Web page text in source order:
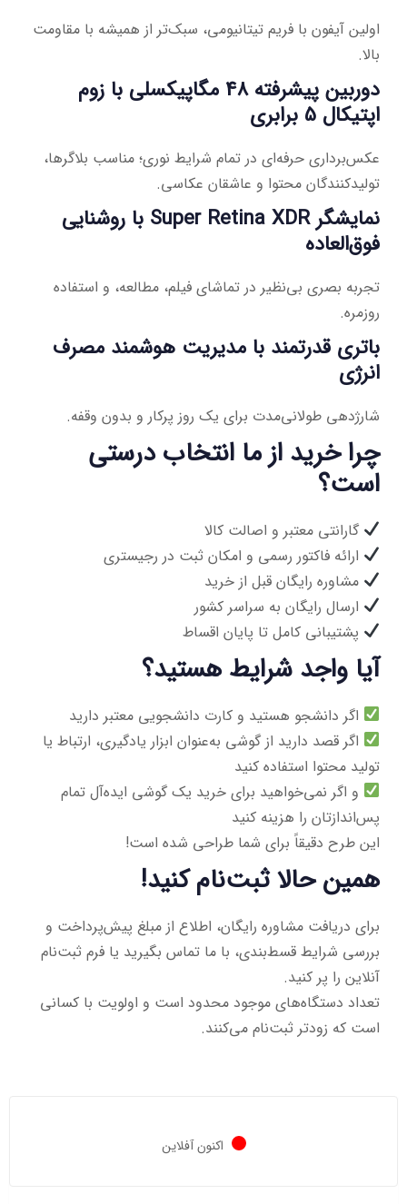
اولین آیفون با فریم تیتانیومی، سبک‌تر از همیشه با مقاومت
بالا.
دوربین پیشرفته 48 مگاپیکسلی با زوم
اپتیکال 5 برابری
عکس‌برداری حرفه‌ای در تمام شرایط نوری؛ مناسب بلاگرها،
تولیدکنندگان محتوا و عاشقان عکاسی.
نمایشگر Super Retina XDR با روشنایی
فوق‌العاده
تجربه بصری بی‌نظیر در تماشای فیلم، مطالعه، و استفاده
روزمره.
باتری قدرتمند با مدیریت هوشمند مصرف
انرژی
شارژدهی طولانی‌مدت برای یک روز پرکار و بدون وقفه.
چرا خرید از ما انتخاب درستی
است؟
گارانتی معتبر و اصالت کالا
ارائه فاکتور رسمی و امکان ثبت در رجیستری
مشاوره رایگان قبل از خرید
ارسال رایگان به سراسر کشور
پشتیبانی کامل تا پایان اقساط
آیا واجد شرایط هستید؟
اگر دانشجو هستید و کارت دانشجویی معتبر دارید
اگر قصد دارید از گوشی به‌عنوان ابزار یادگیری، ارتباط یا
تولید محتوا استفاده کنید
و اگر نمی‌خواهید برای خرید یک گوشی ایده‌آل تمام
پس‌اندازتان را هزینه کنید
این طرح دقیقاً برای شما طراحی شده است!
همین حالا ثبت‌نام کنید!
برای دریافت مشاوره رایگان، اطلاع از مبلغ پیش‌پرداخت و
بررسی شرایط قسط‌بندی، با ما تماس بگیرید یا فرم ثبت‌نام
آنلاین را پر کنید.
تعداد دستگاه‌های موجود محدود است و اولویت با کسانی
است که زودتر ثبت‌نام می‌کنند.
اکنون آفلاین